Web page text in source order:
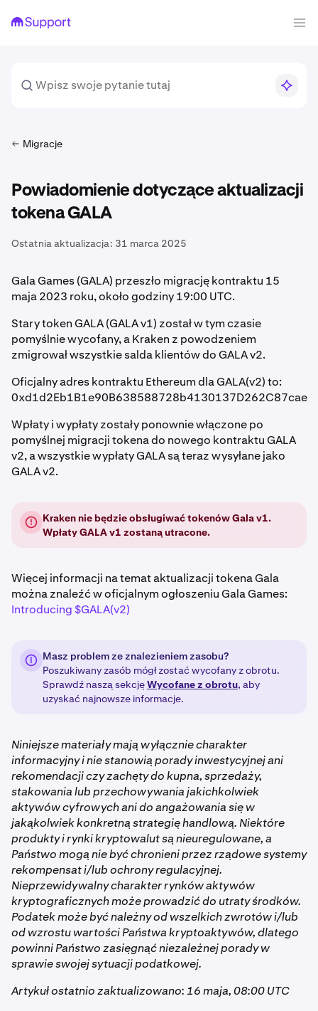
Migracje
Powiadomienie dotyczące aktualizacji
tokena GALA
Ostatnia aktualizacja: 31 marca 2025
Gala Games (GALA) przeszło migrację kontraktu 15
maja 2023 roku, około godziny 19:00 UTC.
Stary token GALA (GALA v1) został w tym czasie
pomyślnie wycofany, a Kraken z powodzeniem
zmigrował wszystkie salda klientów do GALA v2.
Oficjalny adres kontraktu Ethereum dla GALA(v2) to:
0xd1d2Eb1B1e90B638588728b4130137D262C87cae
Wpłaty i wypłaty zostały ponownie włączone po
pomyślnej migracji tokena do nowego kontraktu GALA
v2, a wszystkie wypłaty GALA są teraz wysyłane jako
GALA v2.
Kraken nie będzie obsługiwać tokenów Gala v1.
Wpłaty GALA v1 zostaną utracone.
Więcej informacji na temat aktualizacji tokena Gala
można znaleźć w oficjalnym ogłoszeniu Gala Games:
Introducing $GALA(v2)
Masz problem ze znalezieniem zasobu?
Poszukiwany zasób mógł zostać wycofany z obrotu.
Sprawdź naszą sekcjęWycofane z obrotu, aby
uzyskać najnowsze informacje.
Niniejsze materiały mają wyłącznie charakter
informacyjny i nie stanowią porady inwestycyjnej ani
rekomendacji czy zachęty do kupna, sprzedaży,
stakowania lub przechowywania jakichkolwiek
aktywów cyfrowych ani do angażowania się w
jakąkolwiek konkretną strategię handlową. Niektóre
produkty i rynki kryptowalut są nieuregulowane, a
Państwo mogą nie być chronieni przez rządowe systemy
rekompensat i/lub ochrony regulacyjnej.
Nieprzewidywalny charakter rynków aktywów
kryptograficznych może prowadzić do utraty środków.
Podatek może być należny od wszelkich zwrotów i/lub
od wzrostu wartości Państwa kryptoaktywów, dlatego
powinni Państwo zasięgnąć niezależnej porady w
sprawie swojej sytuacji podatkowej.
Artykuł ostatnio zaktualizowano: 16 maja, 08:00 UTC